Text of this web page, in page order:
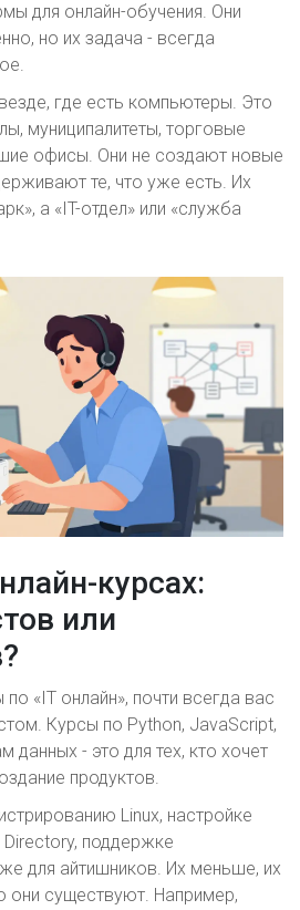
для онлайн-обучения. Они
но их задача - всегда
где есть компьютеры. Это
муниципалитеты, торговые
офисы. Они не создают новые
те, что уже есть. Их
а «IT-отдел» или «служба
курсах:
или
«IT онлайн», почти всегда вас
Курсы по Python, JavaScript,
данных - это для тех, кто хочет
продуктов.
Linux, настройке
Directory, поддержке
для айтишников. Их меньше, их
они существуют. Например,